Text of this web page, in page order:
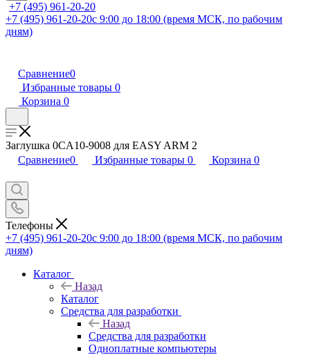
+7 (495) 961-20-20
+7 (495) 961-20-20с 9:00 до 18:00 (время МСК, по рабочим
дням)
Сравнение0
Избранные товары 0
Корзина 0
Заглушка 0CA10-9008 для EASY ARM 2
Сравнение0 Избранные товары 0 Корзина 0
Телефоны
+7 (495) 961-20-20с 9:00 до 18:00 (время МСК, по рабочим
дням)
Каталог
Назад
Каталог
Средства для разработки
Назад
Средства для разработки
Одноплатные компьютеры